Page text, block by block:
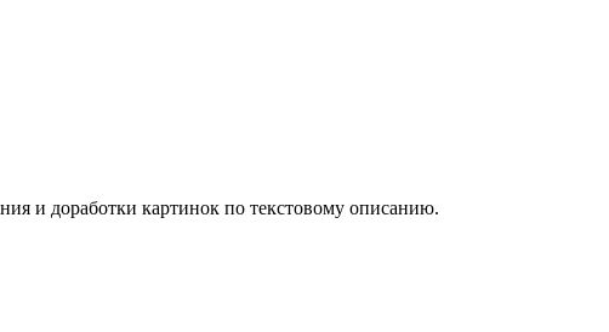
и доработки картинок по текстовому описанию.